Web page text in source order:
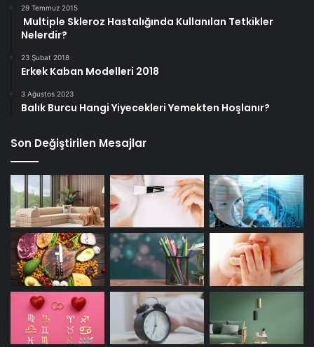
29 Temmuz 2015
Multiple Skleroz Hastalığında Kullanılan Tetkikler
Nelerdir?
23 Şubat 2018
Erkek Kaban Modelleri 2018
3 Ağustos 2023
Balık Burcu Hangi Yiyecekleri Yemekten Hoşlanır?
Son Değiştirilen Mesajlar